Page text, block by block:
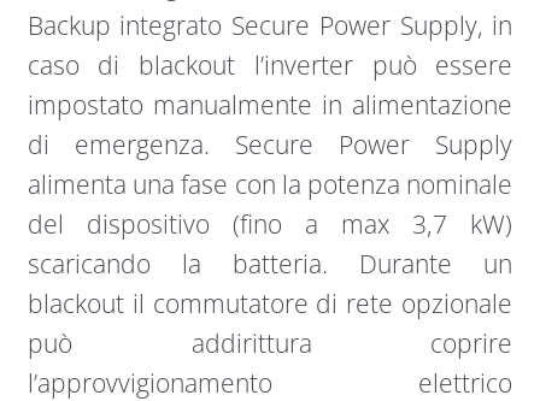
Backup integrato Secure Power Supply, in
caso di blackout l’inverter può essere
impostato manualmente in alimentazione
di emergenza. Secure Power Supply
alimenta una fase con la potenza nominale
del dispositivo (fino a max 3,7 kW)
scaricando la batteria. Durante un
blackout il commutatore di rete opzionale
può addirittura coprire
l’approvvigionamento elettrico